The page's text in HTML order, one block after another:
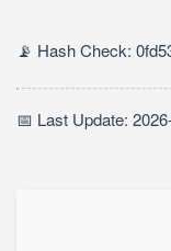
📡 Hash Check:
📅 Last Update: